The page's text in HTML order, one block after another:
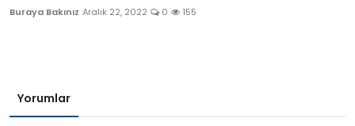
Buraya Bakınız Aralık 22, 2022 0 155
Yorumlar